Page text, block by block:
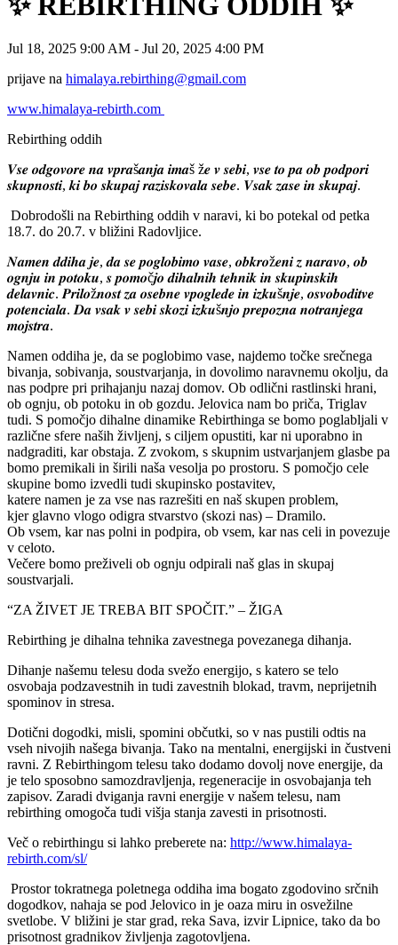
Jul 18, 2025 9:00 AM - Jul 20, 2025 4:00 PM
prijave na himalaya.rebirthing@gmail.com
www.himalaya-rebirth.com
Rebirthing oddih
𝑽𝒔𝒆 𝒐𝒅𝒈𝒐𝒗𝒐𝒓𝒆 𝒏𝒂 𝒗𝒑𝒓𝒂š𝒂𝒏𝒋𝒂 𝒊𝒎𝒂š ž𝒆 𝒗 𝒔𝒆𝒃𝒊, 𝒗𝒔𝒆 𝒕𝒐 𝒑𝒂 𝒐𝒃 𝒑𝒐𝒅𝒑𝒐𝒓𝒊
𝒔𝒌𝒖𝒑𝒏𝒐𝒔𝒕𝒊, 𝒌𝒊 𝒃𝒐 𝒔𝒌𝒖𝒑𝒂𝒋 𝒓𝒂𝒛𝒊𝒔𝒌𝒐𝒗𝒂𝒍𝒂 𝒔𝒆𝒃𝒆. 𝑽𝒔𝒂𝒌 𝒛𝒂𝒔𝒆 𝒊𝒏 𝒔𝒌𝒖𝒑𝒂𝒋.
Dobrodošli na Rebirthing oddih v naravi, ki bo potekal od petka
18.7. do 20.7. v bližini Radovljice.
𝑵𝒂𝒎𝒆𝒏 𝒅𝒅𝒊𝒉𝒂 𝒋𝒆, 𝒅𝒂 𝒔𝒆 𝒑𝒐𝒈𝒍𝒐𝒃𝒊𝒎𝒐 𝒗𝒂𝒔𝒆, 𝒐𝒃𝒌𝒓𝒐ž𝒆𝒏𝒊 𝒛 𝒏𝒂𝒓𝒂𝒗𝒐, 𝒐𝒃
𝒐𝒈𝒏𝒋𝒖 𝒊𝒏 𝒑𝒐𝒕𝒐𝒌𝒖, 𝒔 𝒑𝒐𝒎𝒐č𝒋𝒐 𝒅𝒊𝒉𝒂𝒍𝒏𝒊𝒉 𝒕𝒆𝒉𝒏𝒊𝒌 𝒊𝒏 𝒔𝒌𝒖𝒑𝒊𝒏𝒔𝒌𝒊𝒉
𝒅𝒆𝒍𝒂𝒗𝒏𝒊𝒄. 𝑷𝒓𝒊𝒍𝒐ž𝒏𝒐𝒔𝒕 𝒛𝒂 𝒐𝒔𝒆𝒃𝒏𝒆 𝒗𝒑𝒐𝒈𝒍𝒆𝒅𝒆 𝒊𝒏 𝒊𝒛𝒌𝒖š𝒏𝒋𝒆, 𝒐𝒔𝒗𝒐𝒃𝒐𝒅𝒊𝒕𝒗𝒆
𝒑𝒐𝒕𝒆𝒏𝒄𝒊𝒂𝒍𝒂. 𝑫𝒂 𝒗𝒔𝒂𝒌 𝒗 𝒔𝒆𝒃𝒊 𝒔𝒌𝒐𝒛𝒊 𝒊𝒛𝒌𝒖š𝒏𝒋𝒐 𝒑𝒓𝒆𝒑𝒐𝒛𝒏𝒂 𝒏𝒐𝒕𝒓𝒂𝒏𝒋𝒆𝒈𝒂
𝒎𝒐𝒋𝒔𝒕𝒓𝒂.
Namen oddiha je, da se poglobimo vase, najdemo točke srečnega
bivanja, sobivanja, soustvarjanja, in dovolimo naravnemu okolju, da
nas podpre pri prihajanju nazaj domov. Ob odlični rastlinski hrani,
ob ognju, ob potoku in ob gozdu. Jelovica nam bo priča, Triglav
tudi. S pomočjo dihalne dinamike Rebirthinga se bomo poglabljali v
različne sfere naših življenj, s ciljem opustiti, kar ni uporabno in
nadgraditi, kar obstaja. Z zvokom, s skupnim ustvarjanjem glasbe pa
bomo premikali in širili naša vesolja po prostoru. S pomočjo cele
skupine bomo izvedli tudi skupinsko postavitev,
katere namen je za vse nas razrešiti en naš skupen problem,
kjer glavno vlogo odigra stvarstvo (skozi nas) – Dramilo.
Ob vsem, kar nas polni in podpira, ob vsem, kar nas celi in povezuje
v celoto.
Večere bomo preživeli ob ognju odpirali naš glas in skupaj
soustvarjali.
“ZA ŽIVET JE TREBA BIT SPOČIT.” – ŽIGA
Rebirthing je dihalna tehnika zavestnega povezanega dihanja.
Dihanje našemu telesu doda svežo energijo, s katero se telo
osvobaja podzavestnih in tudi zavestnih blokad, travm, neprijetnih
spominov in stresa.
Dotični dogodki, misli, spomini občutki, so v nas pustili odtis na
vseh nivojih našega bivanja. Tako na mentalni, energijski in čustveni
ravni. Z Rebirthingom telesu tako dodamo dovolj nove energije, da
je telo sposobno samozdravljenja, regeneracije in osvobajanja teh
zapisov. Zaradi dviganja ravni energije v našem telesu, nam
rebirthing omogoča tudi višja stanja zavesti in prisotnosti.
Več o rebirthingu si lahko preberete na: http://www.himalaya-
rebirth.com/sl/
Prostor tokratnega poletnega oddiha ima bogato zgodovino srčnih
dogodkov, nahaja se pod Jelovico in je oaza miru in osvežilne
svetlobe. V bližini je star grad, reka Sava, izvir Lipnice, tako da bo
prisotnost gradnikov življenja zagotovljena.